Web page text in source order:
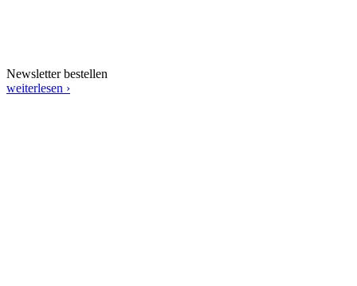
Newsletter bestellen
weiterlesen ›